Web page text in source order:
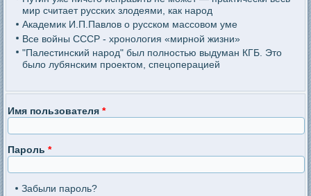
мир считает русских злодеями, как народ
Академик И.П.Павлов о русском массовом уме
Все войны СССР - хронология «мирной жизни»
"Палестинский народ" был полностью выдуман КГБ. Это
было лубянским проектом, спецоперацией
Имя пользователя*
Пароль*
Забыли пароль?